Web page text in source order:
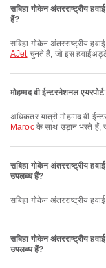
सबिहा गोकेन अंतरराष्ट्रीय
हैं?
सबिहा गोकेन अंतरराष्ट्रीय
AJetचुनते हैं, जो इस
मोहम्मद वी ईन्टरनेशनल
अधिकतर यात्री मोहम्मद वी
Marocके साथ उड़ान भरते हैं,
सबिहा गोकेन अंतरराष्ट्रीय
उपलब्ध हैं?
सबिहा गोकेन अंतरराष्ट्रीय
सबिहा गोकेन अंतरराष्ट्रीय
उपलब्ध हैं?